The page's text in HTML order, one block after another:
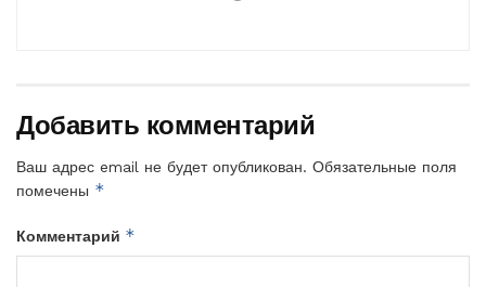
Добавить комментарий
Ваш адрес email не будет опубликован. Обязательные поля
помечены *
Комментарий *